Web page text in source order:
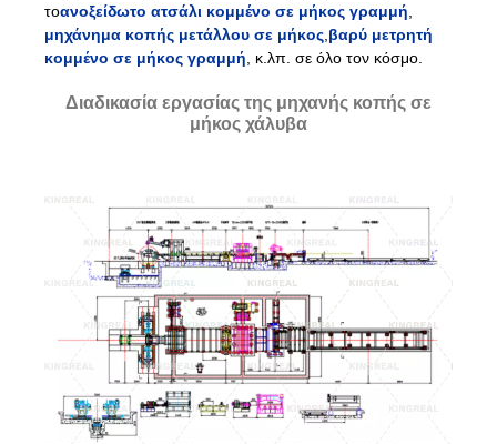
τοανοξείδωτο ατσάλι κομμένο σε μήκος γραμμή
μηχάνημα κοπής μετάλλου σε μήκος βαρύ μετρητή
κομμένο σε μήκος γραμμή , κ.λπ. σε όλο τον κόσμο.
Διαδικασία εργασίας της μηχανής κοπής σε
μήκος χάλυβα